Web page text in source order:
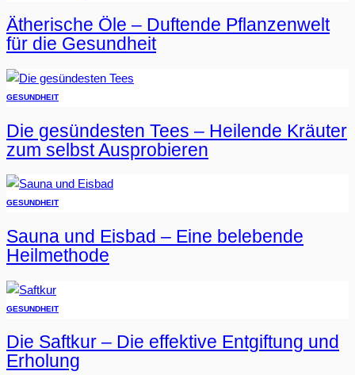
Ätherische Öle – Duftende Pflanzenwelt
für die Gesundheit
GESUNDHEIT
Die gesündesten Tees – Heilende Kräuter
zum selbst Ausprobieren
GESUNDHEIT
Sauna und Eisbad – Eine belebende
Heilmethode
GESUNDHEIT
Die Saftkur – Die effektive Entgiftung und
Erholung